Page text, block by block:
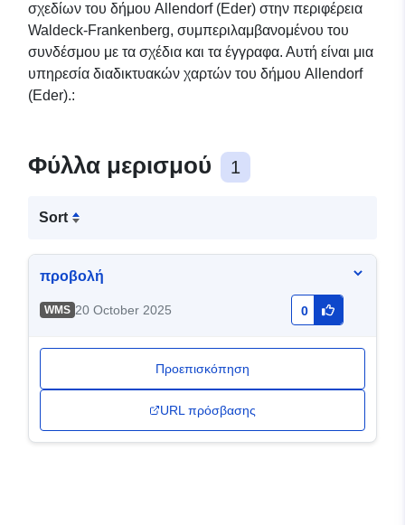
σχεδίων του δήμου Allendorf (Eder) στην περιφέρεια
Waldeck-Frankenberg, συμπεριλαμβανομένου του
συνδέσμου με τα σχέδια και τα έγγραφα. Αυτή είναι μια
υπηρεσία διαδικτυακών χαρτών του δήμου Allendorf
(Eder).:
Φύλλα μερισμού 1
Sort
προβολή
WMS 20 October 2025 0
Προεπισκόπηση
URL πρόσβασης